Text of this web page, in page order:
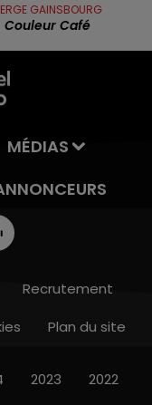
GAINSBOURG
Couleur Café
MÉDIAS
Recrutement
Plan du site
2023 2022